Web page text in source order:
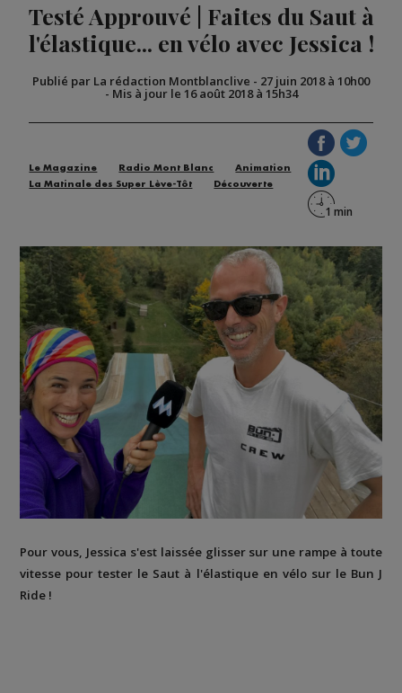
Testé Approuvé | Faites du Saut à
l'élastique... en vélo avec Jessica !
Publié par La rédaction Montblanclive - 27 juin 2018 à 10h00
- Mis à jour le 16 août 2018 à 15h34
Le Magazine Radio Mont Blanc
Animation
La Matinale des Super Lève-Tôt
Découverte
Pour vous, Jessica s'est laissée glisser sur une rampe à toute
vitesse pour tester le Saut à l'élastique en vélo sur le Bun J
Ride !